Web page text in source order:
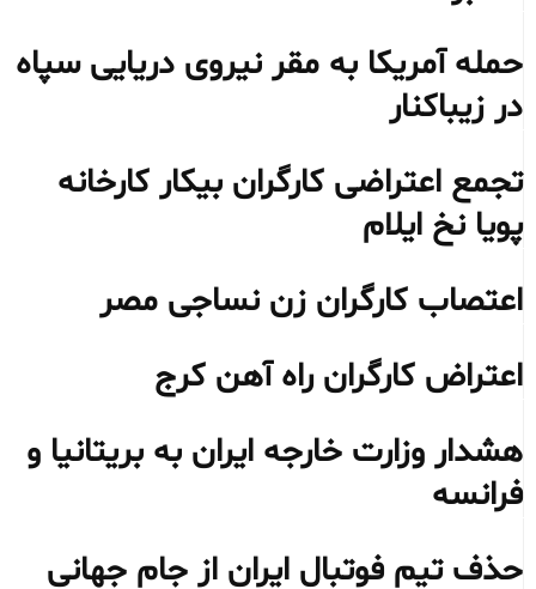
حمله آمریکا به مقر نیروی دریایی سپاه
در زیباکنار
تجمع اعتراضی کارگران بیکار کارخانه
پویا نخ ایلام
اعتصاب کارگران زن نساجی مصر
اعتراض کارگران راه آهن کرج
هشدار وزارت خارجه ایران به بریتانیا و
فرانسه
حذف تیم فوتبال ایران از جام جهانی